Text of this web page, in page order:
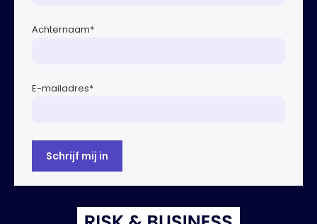
Achternaam*
E-mailadres*